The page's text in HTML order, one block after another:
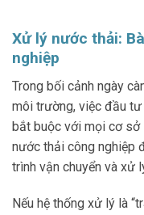
Xử lý nước thải:
nghiệp
Trong bối cảnh ngày
môi trường, việc đầu
bắt buộc với mọi cơ sở
nước thải công nghiệp
trình vận chuyển và xử
Nếu hệ thống xử lý là